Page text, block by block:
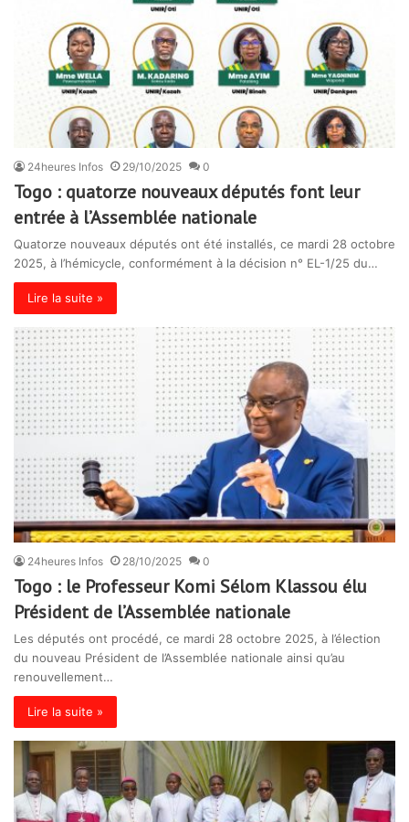
24heures Infos 29/10/2025 0
Togo : quatorze nouveaux députés font leur
entrée à l’Assemblée nationale
Quatorze nouveaux députés ont été installés, ce mardi 28 octobre
2025, à l’hémicycle, conformément à la décision n° EL-1/25 du…
Lire la suite »
24heures Infos 28/10/2025 0
Togo : le Professeur Komi Sélom Klassou élu
Président de l’Assemblée nationale
Les députés ont procédé, ce mardi 28 octobre 2025, à l’élection
du nouveau Président de l’Assemblée nationale ainsi qu’au
renouvellement…
Lire la suite »